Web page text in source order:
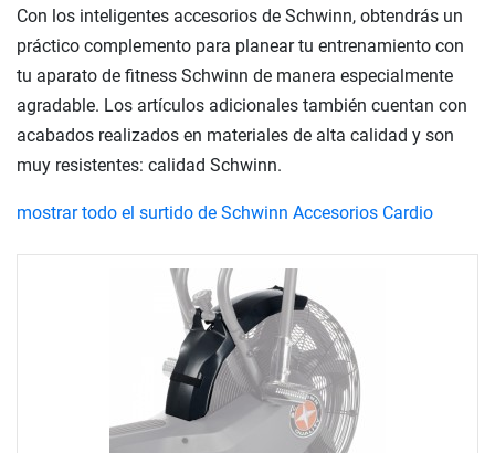
Con los inteligentes accesorios de Schwinn, obtendrás un
práctico complemento para planear tu entrenamiento con
tu aparato de fitness Schwinn de manera especialmente
agradable. Los artículos adicionales también cuentan con
acabados realizados en materiales de alta calidad y son
muy resistentes: calidad Schwinn.
mostrar todo el surtido de Schwinn Accesorios Cardio